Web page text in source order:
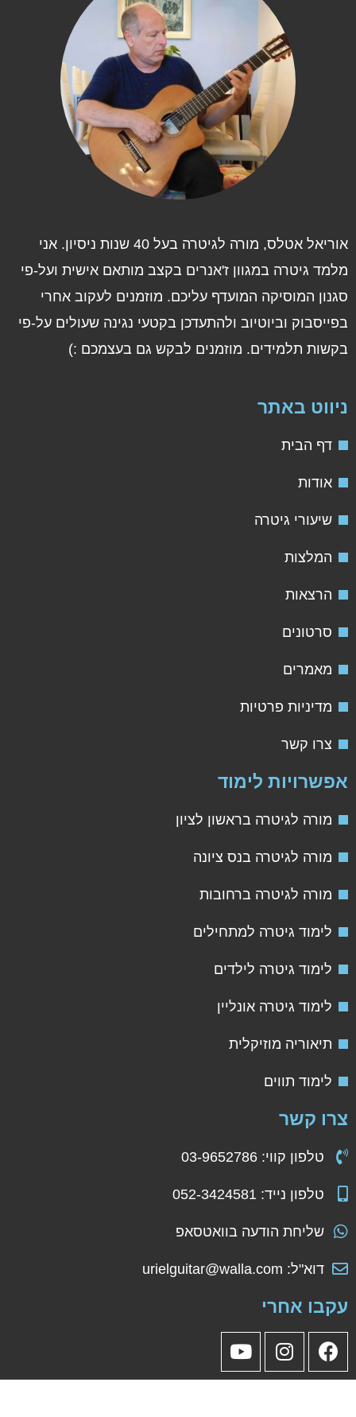
אוריאל אטלס, מורה לגיטרה בעל 40 שנות ניסיון. אני
גיטרה במגוון ז'אנרים בקצב מותאם אישית ועל-פי
המוסיקה המועדף עליכם. מוזמנים לעקוב אחרי
וביוטיוב ולהתעדכן בקטעי נגינה שעולים על-פי
תלמידים. מוזמנים לבקש גם בעצמכם :)
באתר
דף הבית
אודות
שיעורי גיטרה
המלצות
הרצאות
סרטונים
מאמרים
מדיניות פרטיות
צרו קשר
לימוד
מורה לגיטרה בראשון לציון
מורה לגיטרה בנס ציונה
מורה לגיטרה ברחובות
לימוד גיטרה למתחילים
לימוד גיטרה לילדים
לימוד גיטרה אונליין
תיאוריה מוזיקלית
לימוד תווים
קשר
טלפון קווי: 03-9652786
טלפון נייד: 052-3424581
שליחת הודעה בוואטסאפ
דוא"ל: urielguitar@walla.com
אחרי